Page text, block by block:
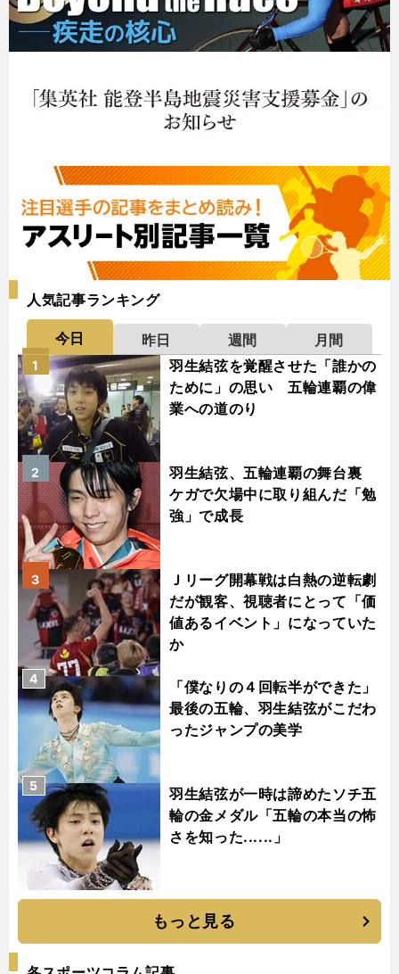
人気記事ランキング
今日 昨日 週間
月間
羽生結弦を覚醒させた「誰かの
ために」の思い 五輪連覇の偉
業への道のり
1
羽生結弦、五輪連覇の舞台裏
ケガで欠場中に取り組んだ「勉
強」で成長
2
Ｊリーグ開幕戦は白熱の逆転劇
だが観客、視聴者にとって「価
値あるイベント」になっていた
か
3
「僕なりの４回転半ができた」
最後の五輪、羽生結弦がこだわ
ったジャンプの美学
4
羽生結弦が一時は諦めたソチ五
輪の金メダル「五輪の本当の怖
さを知った......」
5
もっと見る